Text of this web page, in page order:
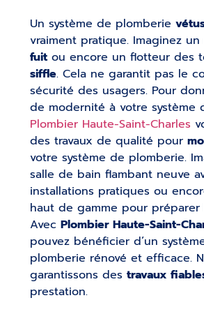
Un système de plomberie
vraiment pratique. Imaginez
fuitou encore un flotteur des
siffle. Cela ne garantit pas le
sécurité des usagers. Pour
de modernité à votre système
Plombier Haute-Saint-Charles
des travaux de qualité pour
votre système de plomberie.
salle de bain flambant neuve
installations pratiques ou
haut de gamme pour préparer
AvecPlombier Haute-Saint-
pouvez bénéficier d’un
plomberie rénové et efficace.
garantissons destravaux
prestation.